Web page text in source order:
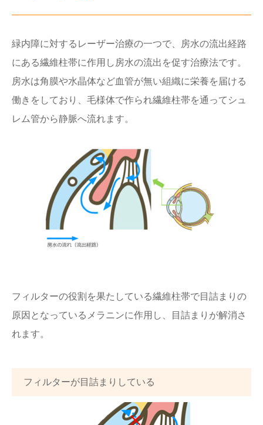
緑内障に対するレーザー治療の一つで、房水の流出経路
にある繊維柱帯に作用し房水の流出を促す治療法です。
房水は角膜や水晶体など血管が無い組織に栄養を届ける
働きをしており、毛様体で作られ繊維柱帯を通ってシュ
レム管から静脈へ流れます。
フィルターの役割を果たしている繊維柱帯で目詰まりの
原因となっているメラニンに作用し、目詰まりが解消さ
れます。
フィルターが目詰まりしている